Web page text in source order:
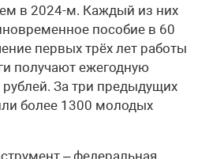
в 2024-м. Каждый из них
пособие в 60
первых трёх лет работы
получают ежегодную
За три предыдущих
более 1300 молодых
– федеральная